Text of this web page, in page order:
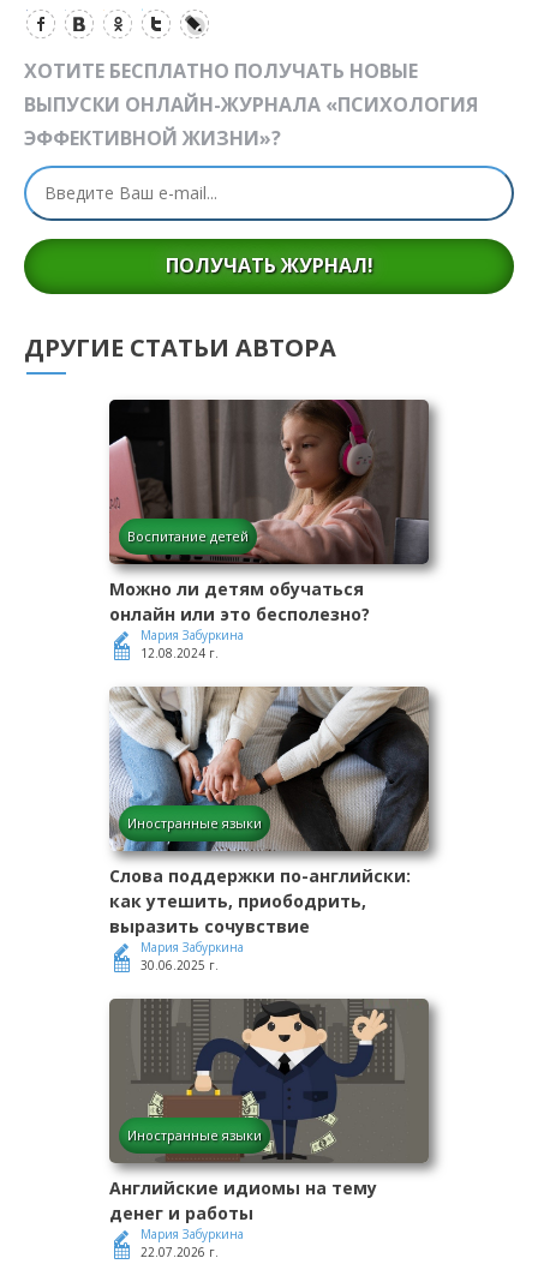
ХОТИТЕ БЕСПЛАТНО ПОЛУЧАТЬ НОВЫЕ
ВЫПУСКИ ОНЛАЙН-ЖУРНАЛА «ПСИХОЛОГИЯ
ЭФФЕКТИВНОЙ ЖИЗНИ»?
ПОЛУЧАТЬ ЖУРНАЛ!
ДРУГИЕ СТАТЬИ АВТОРА
Воспитание детей
Можно ли детям обучаться
онлайн или это бесполезно?
Мария Забуркина
12.08.2024 г.
Иностранные языки
Слова поддержки по-английски:
как утешить, приободрить,
выразить сочувствие
Мария Забуркина
30.06.2025 г.
Иностранные языки
Английские идиомы на тему
денег и работы
Мария Забуркина
22.07.2026 г.